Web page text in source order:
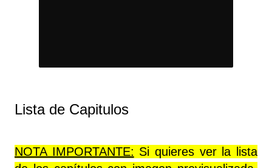
Lista de Capitulos
NOTA IMPORTANTE: Si quieres ver la lista